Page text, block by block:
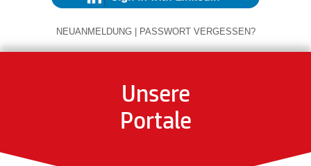
NEUANMELDUNG | PASSWORT VERGESSEN?
Unsere
Portale